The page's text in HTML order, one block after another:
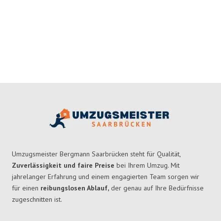
Umzugsmeister Bergmann Saarbrücken steht für Qualität,
Zuverlässigkeit und faire Preise bei Ihrem Umzug. Mit
jahrelanger Erfahrung und einem engagierten Team sorgen wir
für einen reibungslosen Ablauf, der genau auf Ihre Bedürfnisse
zugeschnitten ist.